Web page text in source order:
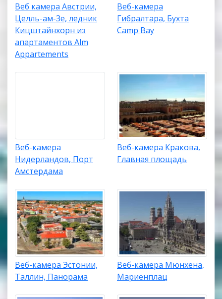
Веб камера Австрии,
Целль-ам-Зе, ледник
Кицштайнхорн из
апартаментов Alm
Appartements
Веб-камера
Гибралтара, Бухта
Camp Bay
Веб-камера
Нидерландов, Порт
Амстердама
Веб-камера Кракова,
Главная площадь
Веб-камера Эстонии,
Таллин, Панорама
Веб-камера Мюнхена,
Мариенплац